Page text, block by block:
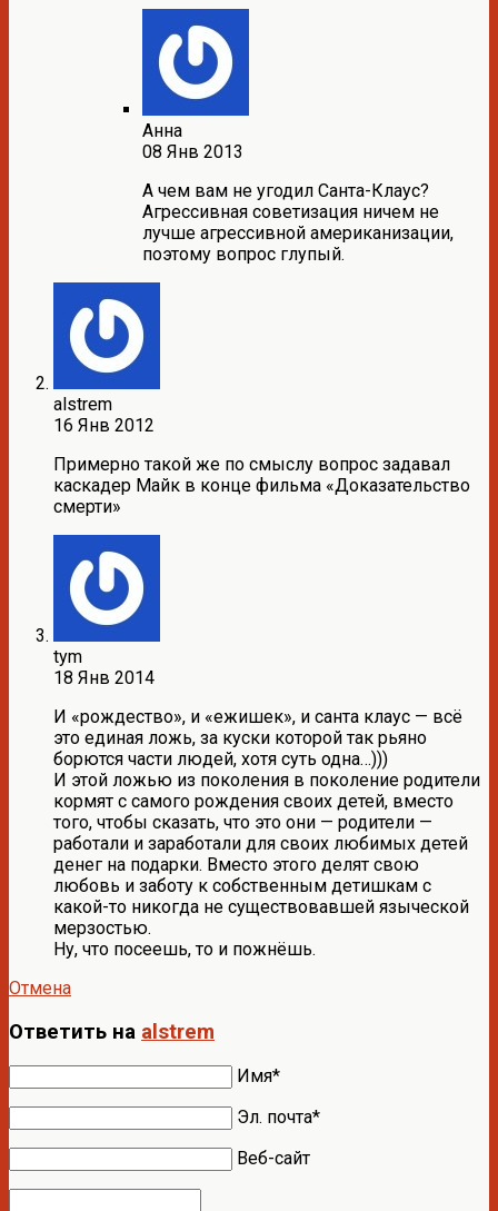
Анна
08 Янв 2013
А чем вам не угодил Санта-Клаус?
Агрессивная советизация ничем не
лучше агрессивной американизации,
поэтому вопрос глупый.
alstrem
16 Янв 2012
Примерно такой же по смыслу вопрос задавал
каскадер Майк в конце фильма «Доказательство
смерти»
tym
18 Янв 2014
И «рождество», и «ежишек», и санта клаус — всё
это единая ложь, за куски которой так рьяно
борются части людей, хотя суть одна…)))
И этой ложью из поколения в поколение родители
кормят с самого рождения своих детей, вместо
того, чтобы сказать, что это они — родители —
работали и заработали для своих любимых детей
денег на подарки. Вместо этого делят свою
любовь и заботу к собственным детишкам с
какой-то никогда не существовавшей языческой
мерзостью.
Ну, что посеешь, то и пожнёшь.
Отмена
Ответить на alstrem
Имя*
Эл. почта*
Веб-сайт